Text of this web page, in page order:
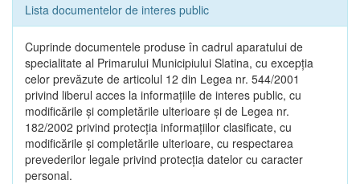
Lista documentelor de interes public
Cuprinde documentele produse în cadrul aparatului de
specialitate al Primarului Municipiului Slatina, cu excepția
celor prevăzute de articolul 12 din Legea nr. 544/2001
privind liberul acces la informațiile de interes public, cu
modificările și completările ulterioare și de Legea nr.
182/2002 privind protecția informațiilor clasificate, cu
modificările și completările ulterioare, cu respectarea
prevederilor legale privind protecția datelor cu caracter
personal.